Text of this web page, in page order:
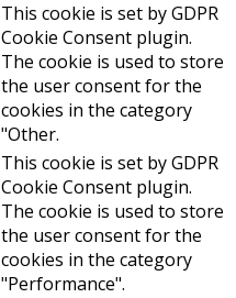
This cookie is set by GDPR
Cookie Consent plugin.
The cookie is used to store
the user consent for the
cookies in the category
"Other.
This cookie is set by GDPR
Cookie Consent plugin.
The cookie is used to store
the user consent for the
cookies in the category
"Performance".